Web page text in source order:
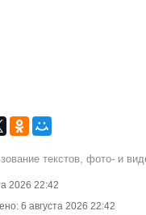
текстов, фото- и
2026 22:42
6 августа 2026 22:42